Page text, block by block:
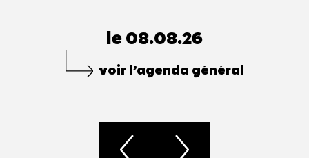
le 08.08.26
voir l’agenda général